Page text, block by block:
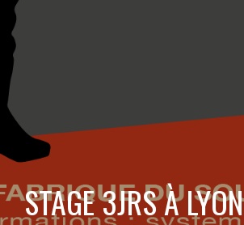
STAGE 3JRS À LYON